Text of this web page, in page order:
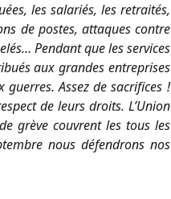
les salariés, les retraités,
de postes, attaques contre
Pendant que les services
aux grandes entreprises
guerres. Assez de sacrifices !
de leurs droits. L’Union
grève couvrent les tous les
nous défendrons nos